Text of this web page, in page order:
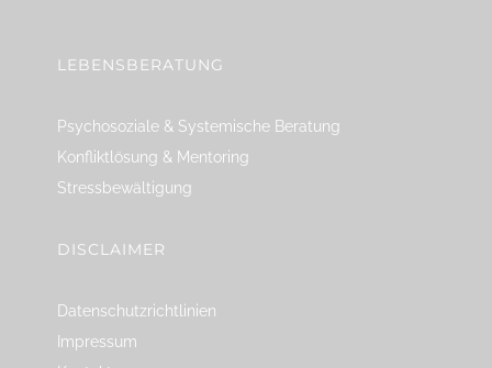
LEBENSBERATUNG
Psychosoziale & Systemische Beratung
Konfliktlösung & Mentoring
Stressbewältigung
DISCLAIMER
Datenschutzrichtlinien
Impressum